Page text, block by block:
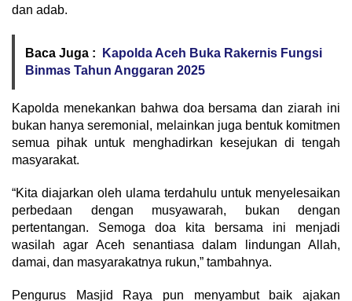
dan adab.
Baca Juga :
Kapolda Aceh Buka Rakernis Fungsi
Binmas Tahun Anggaran 2025
Kapolda menekankan bahwa doa bersama dan ziarah ini
bukan hanya seremonial, melainkan juga bentuk komitmen
semua pihak untuk menghadirkan kesejukan di tengah
masyarakat.
“Kita diajarkan oleh ulama terdahulu untuk menyelesaikan
perbedaan dengan musyawarah, bukan dengan
pertentangan. Semoga doa kita bersama ini menjadi
wasilah agar Aceh senantiasa dalam lindungan Allah,
damai, dan masyarakatnya rukun,” tambahnya.
Pengurus Masjid Raya pun menyambut baik ajakan